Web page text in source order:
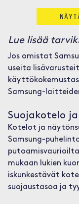
Lue lisää
Jos omistat
useita
Samsung-
Suojakotelo
Kotelot ja
Samsung-
mukaan lukien
iskunkestävät
suojaustasoa ja